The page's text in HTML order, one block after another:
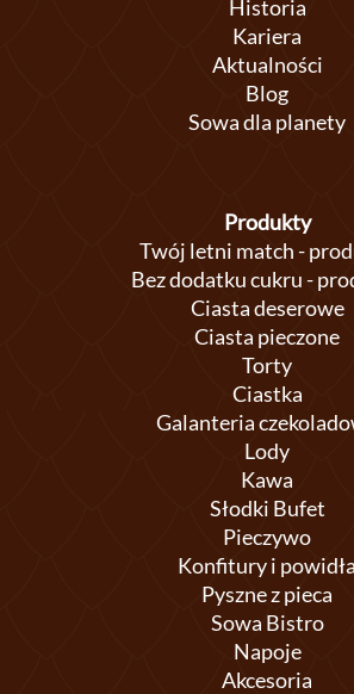
Historia
Kariera
Aktualności
Blog
Sowa dla planety
Produkty
Twój letni match -
Bez dodatku cukru -
Ciasta deserowe
Ciasta pieczone
Torty
Ciastka
Galanteria
Lody
Kawa
Słodki Bufet
Pieczywo
Konfitury i powidła
Pyszne z pieca
Sowa Bistro
Napoje
Akcesoria